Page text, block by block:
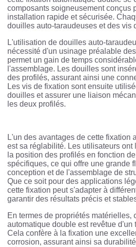
composants soigneusement conçus
installation rapide et sécurisée.
douilles auto-taraudeuses et des vis
L'utilisation de douilles auto-
nécessité d'un usinage préalable
permet un gain de temps
l'assemblage. Les douilles sont
des profilés, assurant ainsi une
Les vis de fixation sont ensuite
douilles et assurer une liaison
les deux profilés.
L'un des avantages de cette fixation
est sa réglabilité. Les utilisateurs
la position des profilés en fonction
spécifiques, ce qui offre une grande
conception et de l'assemblage de
Que ce soit pour des applications
cette fixation peut s'adapter à
garantir des résultats précis et
En termes de propriétés matérielles,
automatique double est revêtue d'un
Cela confère à la fixation une
corrosion, assurant ainsi sa